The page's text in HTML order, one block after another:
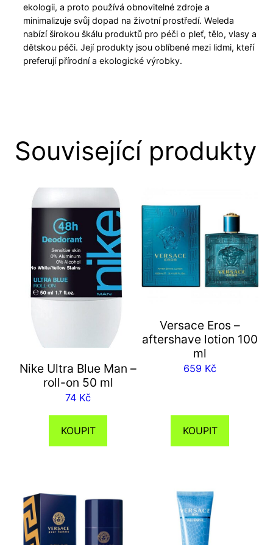
ekologii, a proto používá obnovitelné zdroje a
minimalizuje svůj dopad na životní prostředí. Weleda
nabízí širokou škálu produktů pro péči o pleť, tělo, vlasy a
dětskou péči. Její produkty jsou oblíbené mezi lidmi, kteří
preferují přírodní a ekologické výrobky.
Související produkty
Nike Ultra Blue Man –
roll-on 50 ml
74 Kč
KOUPIT
Versace Eros –
aftershave lotion 100
ml
659 Kč
KOUPIT